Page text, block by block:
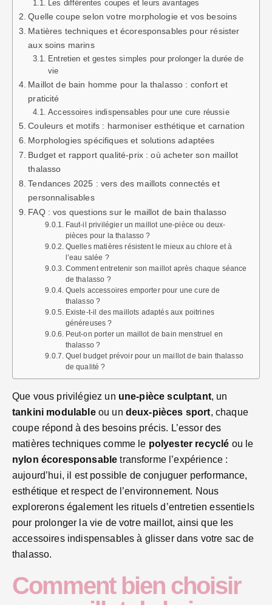
Les différentes coupes et leurs avantages
Quelle coupe selon votre morphologie et vos besoins
Matières techniques et écoresponsables pour résister
aux soins marins
Entretien et gestes simples pour prolonger la durée de
vie
Maillot de bain homme pour la thalasso : confort et
praticité
Accessoires indispensables pour une cure réussie
Couleurs et motifs : harmoniser esthétique et carnation
Morphologies spécifiques et solutions adaptées
Budget et rapport qualité-prix : où acheter son maillot
thalasso
Tendances 2025 : vers des maillots connectés et
personnalisables
FAQ : vos questions sur le maillot de bain thalasso
Faut-il privilégier un maillot une-pièce ou deux-
pièces pour la thalasso ?
Quelles matières résistent le mieux au chlore et à
l’eau salée ?
Comment entretenir son maillot après chaque séance
de thalasso ?
Quels accessoires emporter pour une cure de
thalasso ?
Existe-t-il des maillots adaptés aux poitrines
généreuses ?
Peut-on porter un maillot de bain menstruel en
thalasso ?
Quel budget prévoir pour un maillot de bain thalasso
de qualité ?
Que vous privilégiez un une‑pièce sculptant, un
tankini modulableou un deux‑pièces sport, chaque
coupe répond à des besoins précis. L’essor des
matières techniques comme le polyester recyclé ou le
nylon écoresponsable transforme l’expérience :
aujourd’hui, il est possible de conjuguer performance,
esthétique et respect de l’environnement. Nous
explorerons également les rituels d’entretien essentiels
pour prolonger la vie de votre maillot, ainsi que les
accessoires indispensables à glisser dans votre sac de
thalasso.
Comment bien choisir